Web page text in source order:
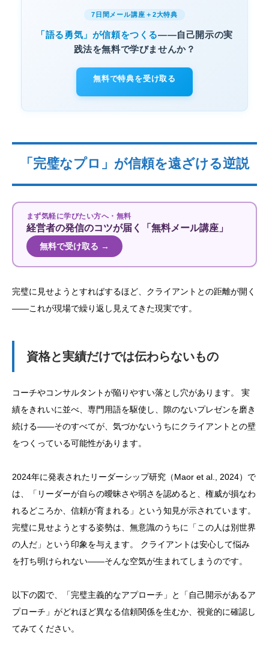
7日間メール講座＋2大特典
「語る勇気」が信頼をつくる——自己開示の実
践法を無料で学びませんか？
無料で特典を受け取る
「完璧なプロ」が信頼を遠ざける逆説
まず気軽に学びたい方へ・無料
経営者の発信のコツが届く「無料メール講座」
無料で受け取る →
完璧に見せようとすればするほど、クライアントとの距離が開く
——これが現場で繰り返し見えてきた現実です。
資格と実績だけでは伝わらないもの
コーチやコンサルタントが陥りやすい落とし穴があります。 実
績をきれいに並べ、専門用語を駆使し、隙のないプレゼンを磨き
続ける——そのすべてが、気づかないうちにクライアントとの壁
をつくっている可能性があります。
2024年に発表されたリーダーシップ研究（Maor et al., 2024）で
は、「リーダーが自らの曖昧さや弱さを認めると、権威が損なわ
れるどころか、信頼が育まれる」という知見が示されています。
完璧に見せようとする姿勢は、無意識のうちに「この人は別世界
の人だ」という印象を与えます。 クライアントは安心して悩み
を打ち明けられない——そんな空気が生まれてしまうのです。
以下の図で、「完璧主義的なアプローチ」と「自己開示があるア
プローチ」がどれほど異なる信頼関係を生むか、視覚的に確認し
てみてください。